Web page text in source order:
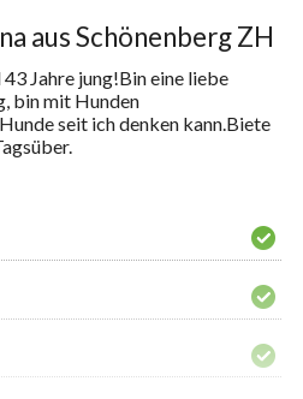
aus Schönenberg ZH
Jahre jung!Bin eine liebe
bin mit Hunden
seit ich denken kann.Biete